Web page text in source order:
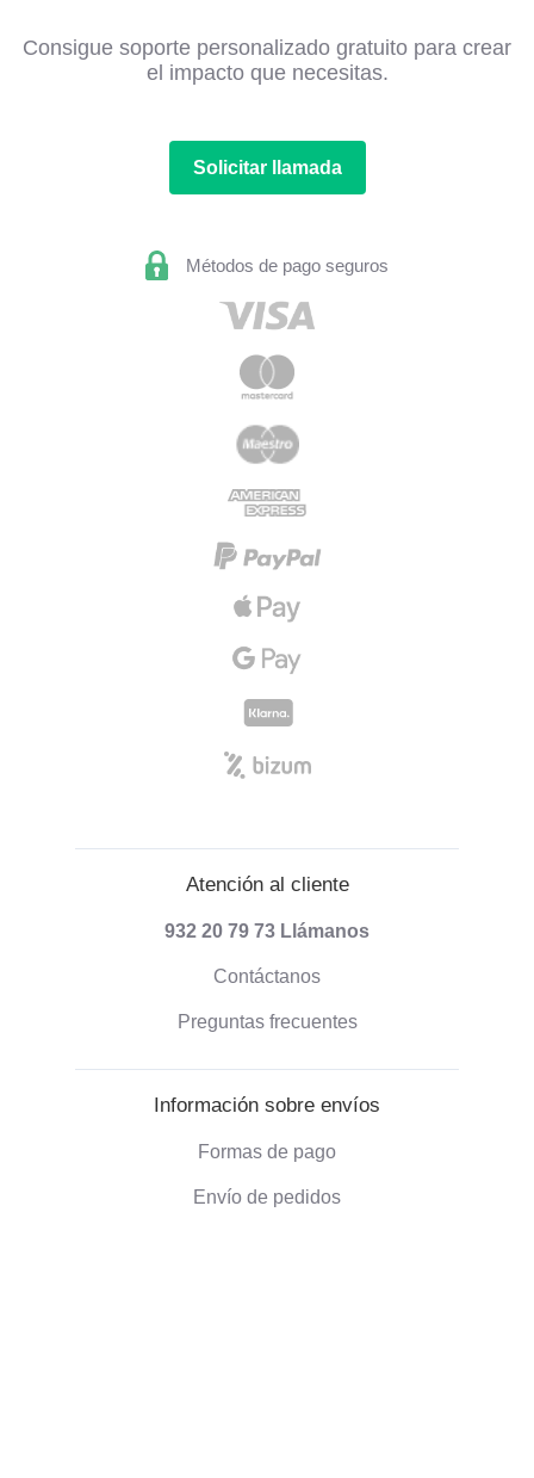
Consigue soporte personalizado gratuito para crear
el impacto que necesitas.
Solicitar llamada
Métodos de pago seguros
Atención al cliente
932 20 79 73 Llámanos
Contáctanos
Preguntas frecuentes
Información sobre envíos
Formas de pago
Envío de pedidos